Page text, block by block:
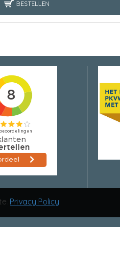
BESTELLEN
Privacy Policy.